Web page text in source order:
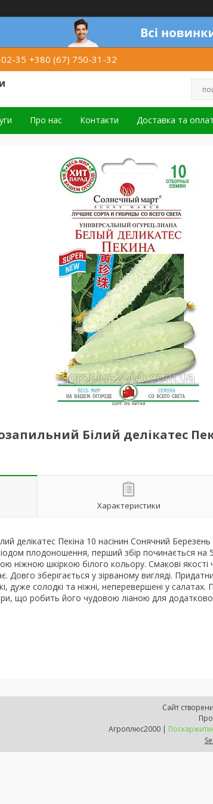
35 +380 (67) 750-31-32
Про нас Контакти Доставка та
Білий делікатес
Характеристики
делікатес Пекіна 10 насінин Сонячний
плодоношення, перший збір починається на
ніжною шкіркою білого кольору. Смакові якості
Довго зберігається у зірваному вигляді.
дуже солодкі та ніжні, неперевершені у салатах.
що робить його чудовою ліаною для
Сайт
Агроплюс2000 |